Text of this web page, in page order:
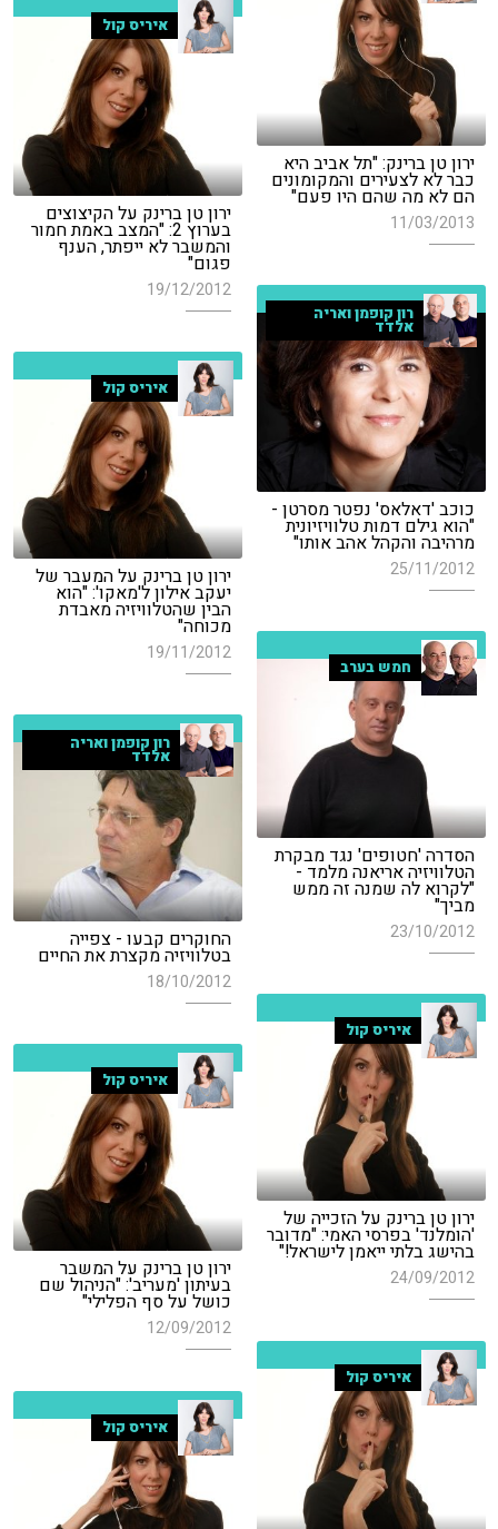
ירון טן ברינק: "תל אביב היא
כבר לא לצעירים והמקומונים
הם לא מה שהם היו פעם"
11/03/2013
איריס קול
ירון טן ברינק על הקיצוצים
בערוץ 2: "המצב באמת חמור
והמשבר לא ייפתר, הענף
פגום"
19/12/2012
רון קופמן ואריה
אלדד
כוכב 'דאלאס' נפטר מסרטן -
"הוא גילם דמות טלוויזיונית
מרהיבה והקהל אהב אותו"
25/11/2012
איריס קול
ירון טן ברינק על המעבר של
יעקב אילון ל'מאקו': "הוא
הבין שהטלוויזיה מאבדת
מכוחה"
19/11/2012
חמש בערב
הסדרה 'חטופים' נגד מבקרת
הטלוויזיה אריאנה מלמד -
"לקרוא לה שמנה זה ממש
מביך"
23/10/2012
רון קופמן ואריה
אלדד
החוקרים קבעו - צפייה
בטלוויזיה מקצרת את החיים
18/10/2012
איריס קול
ירון טן ברינק על הזכייה של
'הומלנד' בפרסי האמי: "מדובר
בהישג בלתי ייאמן לישראל!"
24/09/2012
איריס קול
ירון טן ברינק על המשבר
בעיתון 'מעריב': "הניהול שם
כושל על סף הפלילי"
12/09/2012
איריס קול
איריס קול